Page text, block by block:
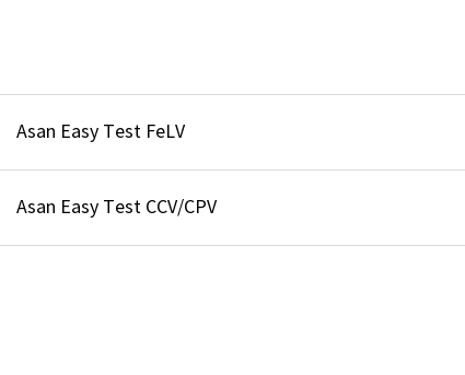
Asan Easy Test FeLV
Asan Easy Test CCV/CPV